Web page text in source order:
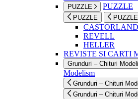
PUZZLE PUZZLE
PUZZLE PUZZLE
CASTORLAND
REVELL
HELLER
REVISTE SI CARTI
Grunduri – Chituri
Modelism
Grunduri – Chituri
Grunduri – Chituri